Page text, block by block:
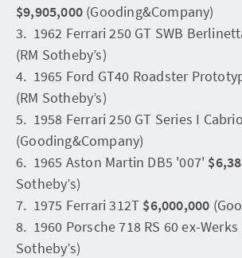
$9,905,000 (Gooding&Company)
3. 1962 Ferrari 250 GT SWB
(RM Sotheby’s)
4. 1965 Ford GT40 Roadster
(RM Sotheby’s)
5. 1958 Ferrari 250 GT Series I
(Gooding&Company)
6. 1965 Aston Martin DB5 '007'
Sotheby’s)
7. 1975 Ferrari 312T $6,000,000
8. 1960 Porsche 718 RS 60 ex-Werks
Sotheby’s)